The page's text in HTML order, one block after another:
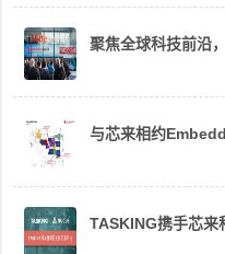
聚焦全球科技前沿
与芯来相约
TASKING携手芯来